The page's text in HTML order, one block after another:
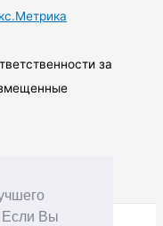
Если Вы
за